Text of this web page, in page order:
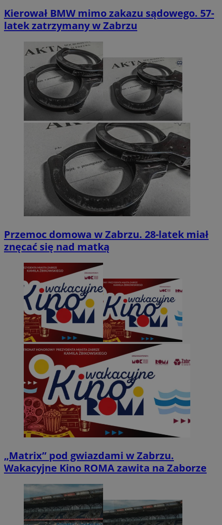
Kierował BMW mimo zakazu sądowego. 57-
latek zatrzymany w Zabrzu
Przemoc domowa w Zabrzu. 28-latek miał
znęcać się nad matką
„Matrix” pod gwiazdami w Zabrzu.
Wakacyjne Kino ROMA zawita na Zaborze